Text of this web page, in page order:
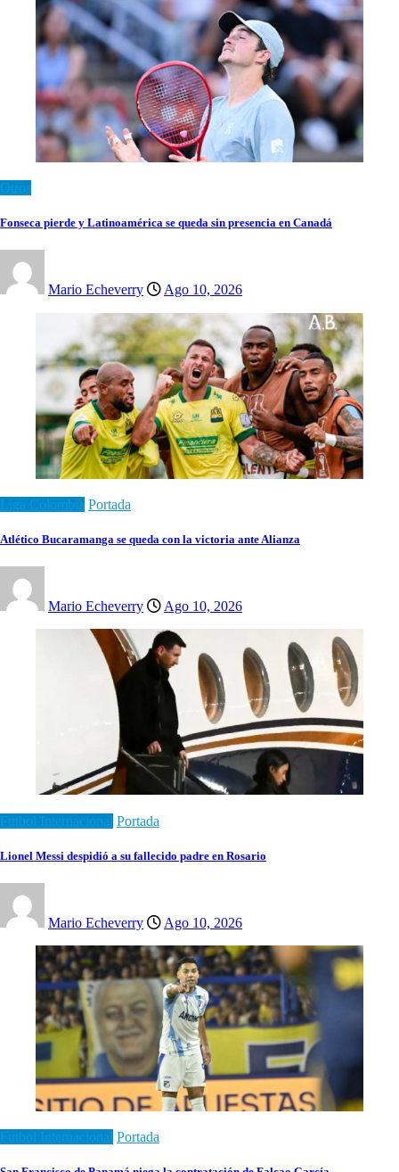
Fonseca pierde y Latinoamérica se queda sin presencia en Canadá
Mario Echeverry Ago 10, 2026
Portada
Atlético Bucaramanga se queda con la victoria ante Alianza
Mario Echeverry Ago 10, 2026
Portada
Lionel Messi despidió a su fallecido padre en Rosario
Mario Echeverry Ago 10, 2026
Portada